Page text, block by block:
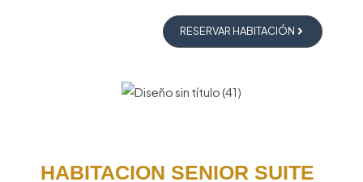
RESERVAR HABITACIÓN
HABITACION SENIOR SUITE